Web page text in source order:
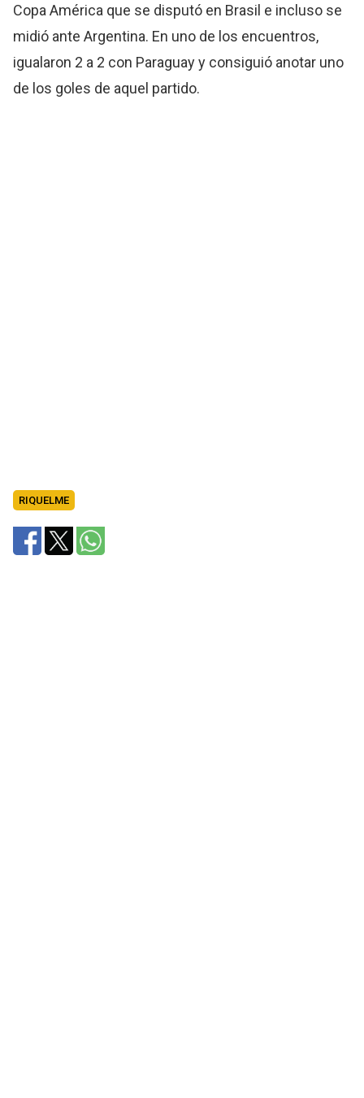
Copa América que se disputó en Brasil e incluso se
midió ante Argentina. En uno de los encuentros,
igualaron 2 a 2 con Paraguay y consiguió anotar uno
de los goles de aquel partido.
RIQUELME